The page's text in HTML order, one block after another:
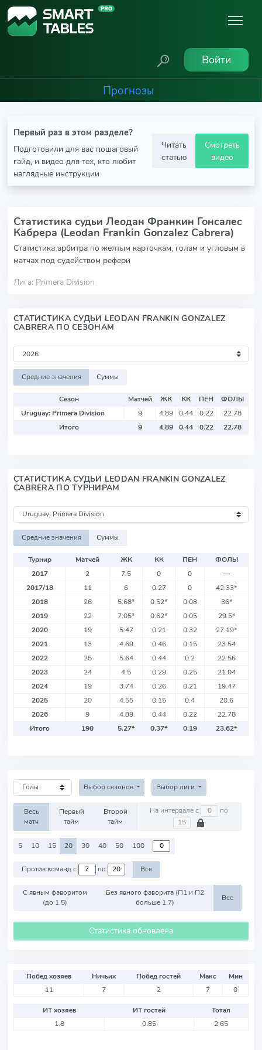
Войти
Прогнозы
Первый раз в этом разделе?
Подготовили для вас пошаговый
гайд, и видео для тех, кто любит
наглядные инструкции
Читать
статью
Смотреть
видео
Статистика судьи Леодан Франкин Гонсалес
Кабрера (Leodan Frankin Gonzalez Cabrera)
Статистика арбитра по желтым карточкам, голам и угловым в
матчах под судейством рефери
Лига: Primera Division
СТАТИСТИКА СУДЬИ LEODAN FRANKIN GONZALEZ
CABRERA ПО СЕЗОНАМ
Средние значения Суммы
Сезон Матчей ЖК КК ПЕН
ФОЛЫ
Uruguay: Primera Division
9 4.89 0.44 0.22
22.78
Итого
9 4.89 0.44 0.22 22.78
СТАТИСТИКА СУДЬИ LEODAN FRANKIN GONZALEZ
CABRERA ПО ТУРНИРАМ
Средние значения Суммы
Турнир Матчей ЖК КК ПЕН
ФОЛЫ
2017
2 7.5 0 0
—
2017/18
11 6 0.27 0 42.33*
2018
26 5.68* 0.52* 0.08 36*
2019
22 7.05* 0.62* 0.05 29.5*
2020
19 5.47 0.21 0.32 27.19*
2021
13 4.69 0.46 0.15
23.54
2022
25 5.64 0.44 0.2
22.56
2023
24 4.5 0.29 0.25
21.04
2024
19 3.74 0.26 0.21
19.47
2025
20 4.55 0.15 0.4
20.6
2026
9 4.89 0.44 0.22
22.78
Итого
190 5.27* 0.37* 0.19 23.62*
Выбор сезонов Выбор лиги
Весь
матч
Первый
тайм
Второй
тайм
На интервале с по
5 10 15 20 30 40 50 100
Против команд с по Все
С явным фаворитом
(до 1.5)
Без явного фаворита (П1 и П2
больше 1.7)
Все
Статистика обновлена
Побед хозяев Ничьих Побед гостей Макс
Мин
11
7 2 7 0
ИТ хозяев ИТ гостей
Тотал
1.8
0.85 2.65